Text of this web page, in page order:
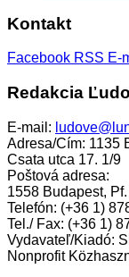
Kontakt
Facebook RSS E-
Redakcia
E-mail:
Adresa/Cím: 1135
Csata utca 17. 1/9
Poštová adresa:
1558 Budapest,
Telefón: (+36 1)
Tel./ Fax: (+36 1)
Vydavateľ/Kiadó:
Nonprofit